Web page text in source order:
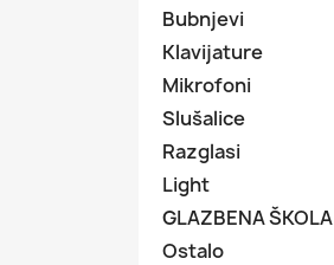
Bubnjevi
Klavijature
Mikrofoni
Slušalice
Razglasi
Light
GLAZBENA ŠKOLA
Ostalo